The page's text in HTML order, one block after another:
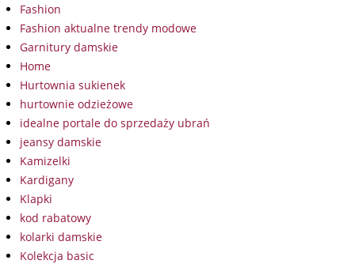
Fashion
Fashion aktualne trendy modowe
Garnitury damskie
Home
Hurtownia sukienek
hurtownie odzieżowe
idealne portale do sprzedaży ubrań
jeansy damskie
Kamizelki
Kardigany
Klapki
kod rabatowy
kolarki damskie
Kolekcja basic